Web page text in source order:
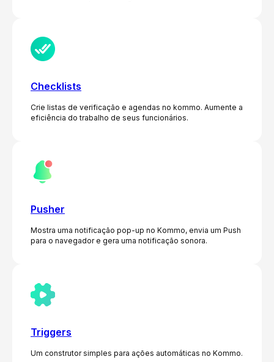
Checklists
Crie listas de verificação e agendas no kommo. Aumente a
eficiência do trabalho de seus funcionários.
Pusher
Mostra uma notificação pop-up no Kommo, envia um Push
para o navegador e gera uma notificação sonora.
Triggers
Um construtor simples para ações automáticas no Kommo.